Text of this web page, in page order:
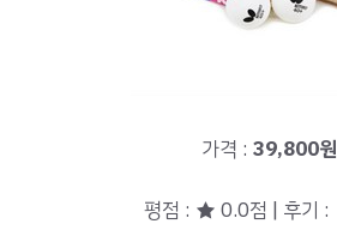
가격 : 39,800원
평점 : ★ 0.0점 | 후기 :